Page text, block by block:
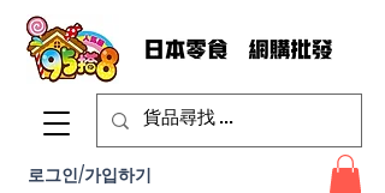
로그인/가입하기